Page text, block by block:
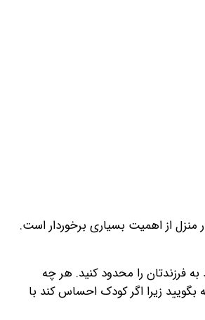
از اهمیت بسیاری برخوردار است.
به فرزندتان را محدود کنید. هر چه
بگویید زیرا اگر کودک احساس کند با